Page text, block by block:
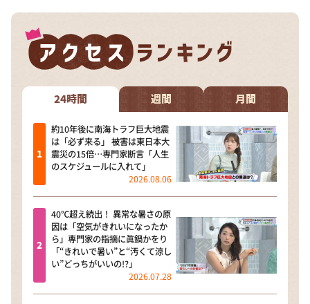
24時間 週間 月間
約10年後に南海トラフ巨大地震
は「必ず来る」 被害は東日本大
震災の15倍…専門家断言「人生
のスケジュールに入れて」
2026.08.06
40℃超え続出！ 異常な暑さの原
因は「空気がきれいになったか
ら」専門家の指摘に眞鍋かをり
「“きれいで暑い”と“汚くて涼し
い”どっちがいいの!?」
2026.07.28